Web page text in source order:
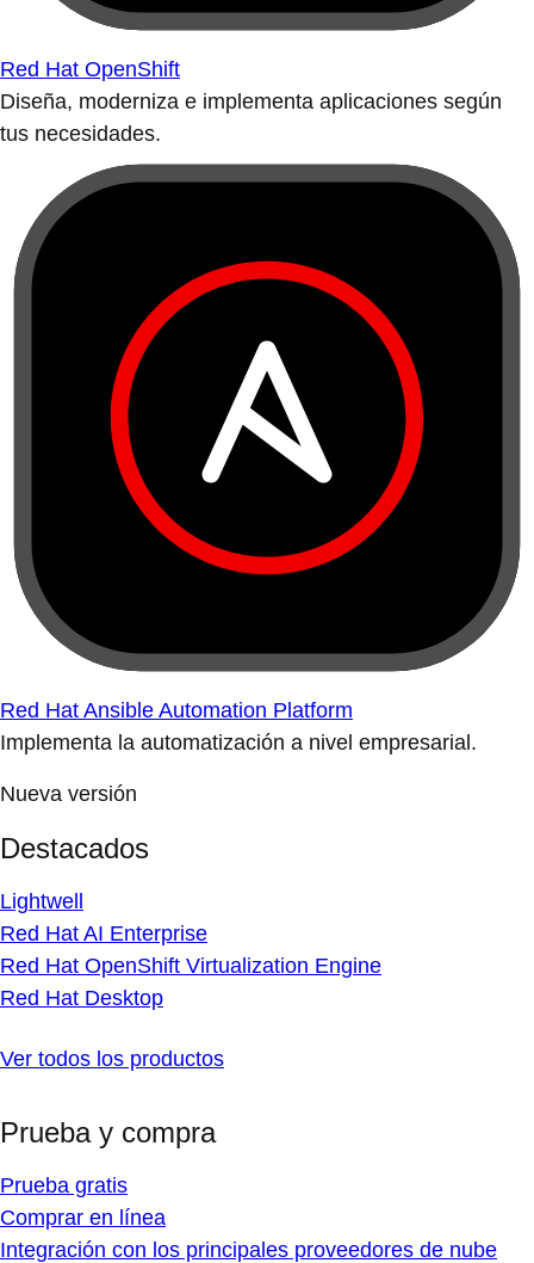
Red Hat OpenShift
Diseña, moderniza e implementa aplicaciones según
tus necesidades.
Red Hat Ansible Automation Platform
Implementa la automatización a nivel empresarial.
Nueva versión
Destacados
Lightwell
Red Hat AI Enterprise
Red Hat OpenShift Virtualization Engine
Red Hat Desktop
Ver todos los productos
Prueba y compra
Prueba gratis
Comprar en línea
Integración con los principales proveedores de nube